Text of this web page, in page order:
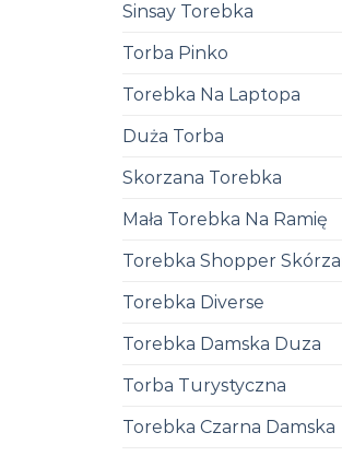
Sinsay Torebka
Torba Pinko
Torebka Na Laptopa
Duża Torba
Skorzana Torebka
Mała Torebka Na Ramię
Torebka Shopper
Torebka Diverse
Torebka Damska Duza
Torba Turystyczna
Torebka Czarna Damska